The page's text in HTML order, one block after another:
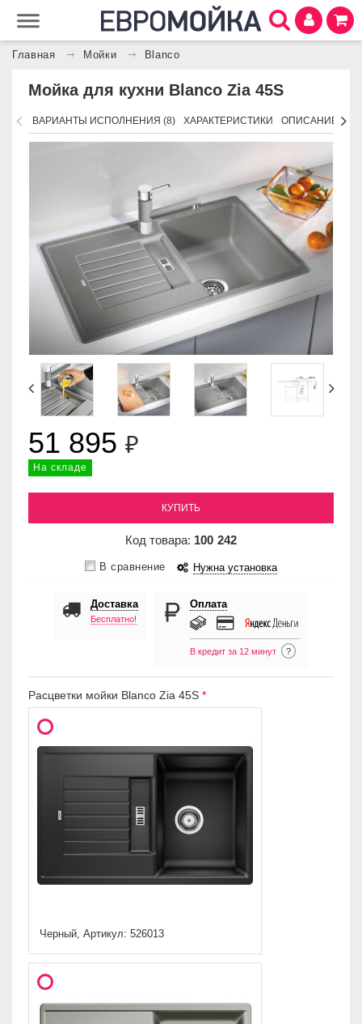
Главная Мойки Blanco
Мойка для кухни Blanco Zia 45S
ВАРИАНТЫ ИСПОЛНЕНИЯ (8) ХАРАКТЕРИСТИКИ ОПИСАНИЕ
51 895 ₽
На складе
КУПИТЬ
Код товара: 100 242
В сравнение Нужна установка
Доставка
Бесплатно!
Оплата
В кредит за 12 минут ?
Расцветки мойки Blanco Zia 45S
Черный, Артикул: 526013